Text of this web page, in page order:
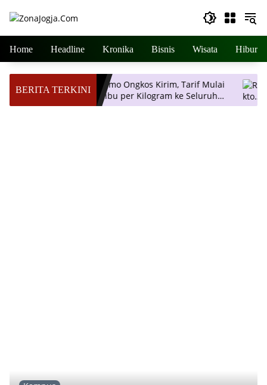
Home Headline Kronika Bisnis Wisata Hiburan
BERITA TERKINIJNE Promo Ongkos Kirim, Tarif Mulai
Rp 2 Ribu per Kilogram ke Seluruh
Pulau Jawa